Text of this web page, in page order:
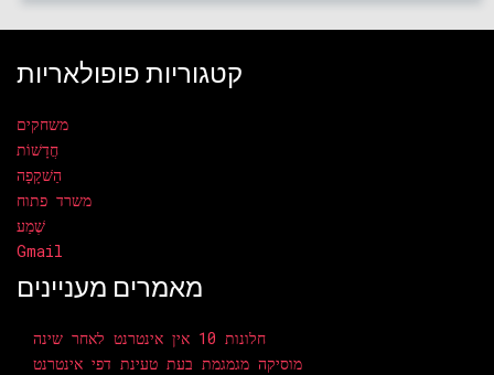
קטגוריות פופולאריות
משחקים
חֲדָשׁוֹת
הַשׁקָפָה
משרד פתוח
שֶׁמַע
Gmail
מאמרים מעניינים
חלונות 10 אין אינטרנט לאחר שינה
מוסיקה מגמגמת בעת טעינת דפי אינטרנט